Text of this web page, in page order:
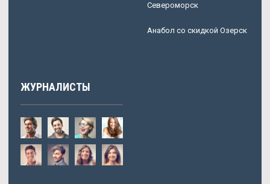
Североморск
Анабол со скидкой Озерск
ЖУРНАЛИСТЫ